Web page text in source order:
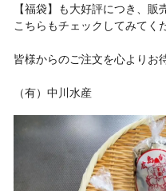
【福袋】も大好評につき、
こちらもチェックしてみてく
皆様からのご注文を心よりお
（有）中川水産